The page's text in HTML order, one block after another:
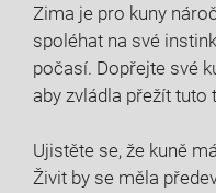
Zima je pro kuny
spoléhat na své
počasí. Dopřejte své
aby zvládla přežít tuto
Ujistěte se, že kuně
Živit by se měla